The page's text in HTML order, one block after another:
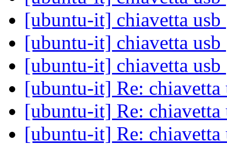
[ubuntu-it] chiavetta usb
[ubuntu-it] chiavetta usb
[ubuntu-it] chiavetta usb
[ubuntu-it] Re:
[ubuntu-it] Re:
[ubuntu-it] Re: